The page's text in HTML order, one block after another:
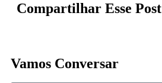
Compartilhar Esse Post
Vamos Conversar